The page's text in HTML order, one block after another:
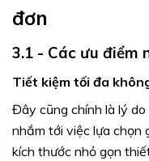
đơn
3.1 - Các ưu điểm
Tiết kiệm tối đa
Đây cũng chính là lý
nhắm tới việc lựa chọn
kích thước nhỏ gọn